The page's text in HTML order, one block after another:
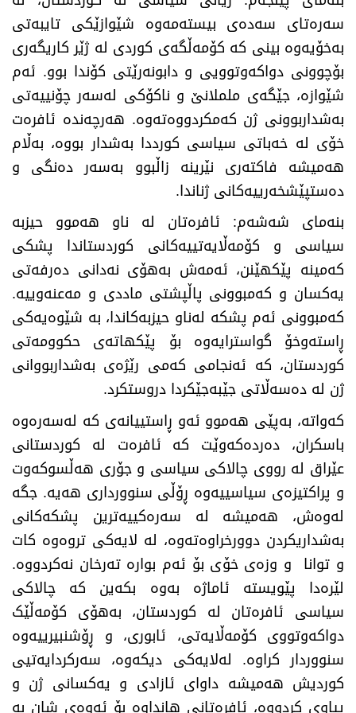
سەرەتای سەدەی بیستەمەوە شێوازێکی تایبەتی
بەخۆیەوە بینی کە کۆمەڵگەی کوردی لە ژێر کاریگەری
بۆچوونی دواکەوتوویی و دابونەرێتی کۆندا بوو. ئەم
شێوازە، جێگەی ململانێ و ناکۆکی لەسەر چۆنییەتی
بەشداربوونی ژن کەمکردووەتەوە. هەرچەندە ئافرەت
خۆی لە خەباتی سیاسی کورددا بەشدار بووە، بەڵام
هەمیشە فاکتەری نێرینە زاڵبوو بەسەر دەنگی و
دەستپێشخەرییەکانی ژناندا.
بنەمای شەشەم: ئافرەتان لە ناو هەموو حیزبە
سیاسی و کۆمەڵایەتییەکانی کوردستاندا پشکی
کەمینە پێکهێنن، ئەمەش بەهۆی نەدانی دەرفەتی
یەکسان و کەمبوونی پاڵپشتی ماددی و مەعنەوییە.
کەمبوونی ئەم پشکە لەناو حیزبەکاندا، بە شێوەیەکی
ڕاستەوخۆ گواسترایەوە بۆ پێکهاتەی حکوومەتی
کوردستان، کە ئەنجامی کەمی رێژەی بەشداربووانی
ژن لە دەسەڵاتی جێبەجێکردا دروستکرد.
کەواتە، بەپێی هەموو ئەو ڕاستییانەی کە لەسەرەوە
باسکران، دەردەکەوێت کە ئافرەت لە کوردستانی
عێراق لە رووی چالاکی سیاسی و جۆری هەڵسوکەوت
و پراکتیزەی سیاسییەوە ڕۆڵی سنوورداری هەیە. جگە
لەوەش، هەمیشە لە سەرەکییەترین پشکەکانی
بەشداریکردن دوورخراوەتەوە، لە لایەکی تروەوە کات
و توانا و وزەی خۆی بۆ ئەم بوارە تەرخان نەکردووە.
لێرەدا پێویستە ئاماژە بەوە بکەین کە چالاکی
سیاسی ئافرەتان لە کوردستان، بەهۆی کۆمەڵێک
دواکەوتووی کۆمەڵایەتی، ئابوری، و ڕۆشنبیرییەوە
سنووردار کراوە. لەلایەکی دیکەوە، سەرکردایەتیی
کوردیش هەمیشە داوای ئازادی و یەکسانی ژن و
پیاوی کردووە، ئافرەتانی هانداوە بۆ ئەوەی شان بە